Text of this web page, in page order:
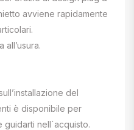
avviene rapidamente
del
è disponibile per
nell`acquisto.